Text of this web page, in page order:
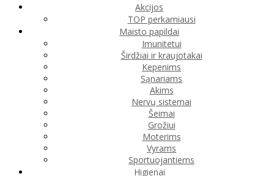
Akcijos
TOP perkamiausi
Maisto papildai
Imunitetui
Širdžiai ir kraujotakai
Kepenims
Sąnariams
Akims
Nervų sistemai
Šeimai
Grožiui
Moterims
Vyrams
Sportuojantiems
Higienai